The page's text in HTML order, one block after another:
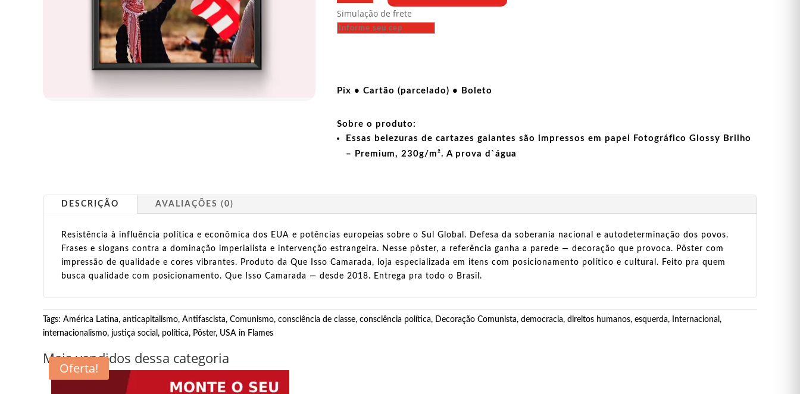
em
chamas
Flames
Simulação de frete
Pix • Cartão (parcelado) • Boleto
Sobre o produto:
Essas belezuras de cartazes galantes são impressos em papel Fotográfico Glossy Brilho
– Premium, 230g/m². A prova d`água
DESCRIÇÃO AVALIAÇÕES (0)
Resistência à influência política e econômica dos EUA e potências europeias sobre o Sul Global. Defesa da soberania nacional e autodeterminação dos povos.
Frases e slogans contra a dominação imperialista e intervenção estrangeira. Nesse pôster, a referência ganha a parede — decoração que provoca. Pôster com
impressão de qualidade e cores vibrantes. Produto da Que Isso Camarada, loja especializada em itens com posicionamento político e cultural. Feito pra quem
busca qualidade com posicionamento. Que Isso Camarada — desde 2018. Entrega pra todo o Brasil.
Tags: América Latina, anticapitalismo, Antifascista, Comunismo, consciência de classe, consciência política, Decoração Comunista, democracia, direitos humanos, esquerda, Internacional ,
internacionalismo, justiça social , política, Pôster, USA in Flames
Mais vendidos dessa categoria
Oferta!